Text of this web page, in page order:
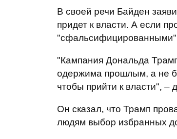
В своей речи Байден
придет к власти. А если
"Кампания Дональда
одержима прошлым, а не
чтобы прийти к власти", –
Он сказал, что Трамп
людям выбор избранных